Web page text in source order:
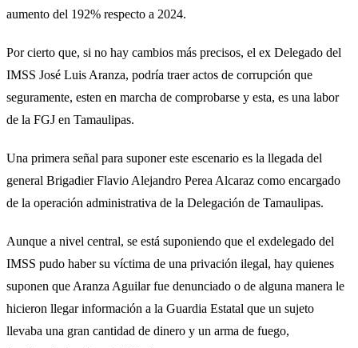
aumento del 192% respecto a 2024.
Por cierto que, si no hay cambios más precisos, el ex Delegado del
IMSS José Luis Aranza, podría traer actos de corrupción que
seguramente, esten en marcha de comprobarse y esta, es una labor
de la FGJ en Tamaulipas.
Una primera señal para suponer este escenario es la llegada del
general Brigadier Flavio Alejandro Perea Alcaraz como encargado
de la operación administrativa de la Delegación de Tamaulipas.
Aunque a nivel central, se está suponiendo que el exdelegado del
IMSS pudo haber su víctima de una privación ilegal, hay quienes
suponen que Aranza Aguilar fue denunciado o de alguna manera le
hicieron llegar información a la Guardia Estatal que un sujeto
llevaba una gran cantidad de dinero y un arma de fuego,